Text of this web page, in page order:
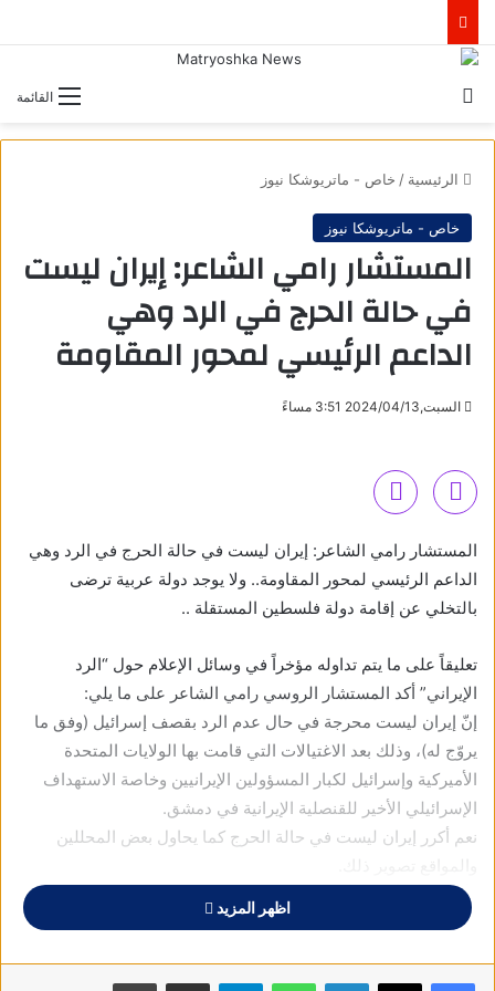
القائمة
الرئيسية / خاص - ماتريوشكا نيوز
خاص - ماتريوشكا نيوز
المستشار رامي الشاعر: إيران ليست
في حالة الحرج في الرد وهي
الداعم الرئيسي لمحور المقاومة
السبت,2024/04/13 3:51 مساءً
المستشار رامي الشاعر: إيران ليست في حالة الحرج في الرد وهي
الداعم الرئيسي لمحور المقاومة.. ولا يوجد دولة عربية ترضى
بالتخلي عن إقامة دولة فلسطين المستقلة ..
تعليقاً على ما يتم تداوله مؤخراً في وسائل الإعلام حول “الرد
الإيراني” أكد المستشار الروسي رامي الشاعر على ما يلي:
إنّ إيران ليست محرجة في حال عدم الرد بقصف إسرائيل (وفق ما
يروّج له)، وذلك بعد الاغتيالات التي قامت بها الولايات المتحدة
الأميركية وإسرائيل لكبار المسؤولين الإيرانيين وخاصة الاستهداف
الإسرائيلي الأخير للقنصلية الإيرانية في دمشق.
نعم أكرر إيران ليست في حالة الحرج كما يحاول بعض المحللين
والمواقع تصوير ذلك.
وأود هنا أن أوضح بأن إيران ومنذ عقود تشارك في حرب مواجهة ضد
الولايات المتحدة الأميركية وإسرائيل، وليس سراً أبداً أنها الداعم
فلسطين والمقدسات الإسلامية وخاصة القدس والأقصى.
اظهر المزيد
فيسبوك لينكدإن واتساب